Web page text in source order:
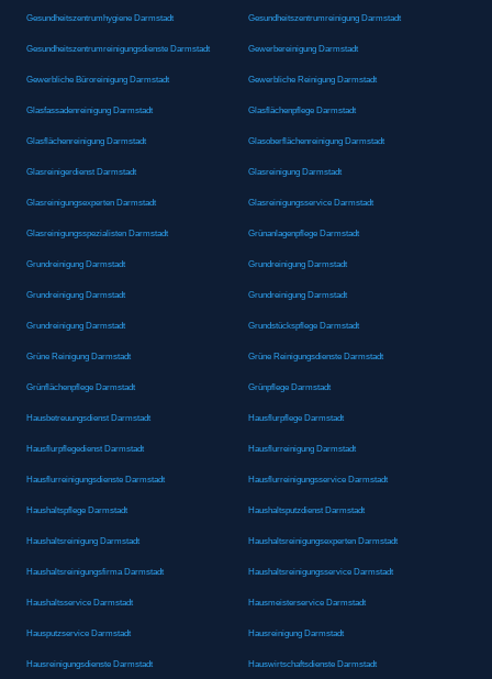
Gesundheitszentrumhygiene Darmstadt Gesundheitszentrumreinigung Darmstadt
Gesundheitszentrumreinigungsdienste Darmstadt Gewerbereinigung Darmstadt
Gewerbliche Büroreinigung Darmstadt Gewerbliche Reinigung Darmstadt
Glasfassadenreinigung Darmstadt Glasflächenpflege Darmstadt
Glasflächenreinigung Darmstadt Glasoberflächenreinigung Darmstadt
Glasreinigerdienst Darmstadt Glasreinigung Darmstadt
Glasreinigungsexperten Darmstadt Glasreinigungsservice Darmstadt
Glasreinigungsspezialisten Darmstadt Grünanlagenpflege Darmstadt
Grundreinigung Darmstadt Grundreinigung Darmstadt
Grundreinigung Darmstadt Grundreinigung Darmstadt
Grundreinigung Darmstadt Grundstückspflege Darmstadt
Grüne Reinigung Darmstadt Grüne Reinigungsdienste Darmstadt
Grünflächenpflege Darmstadt Grünpflege Darmstadt
Hausbetreuungsdienst Darmstadt Hausflurpflege Darmstadt
Hausflurpflegedienst Darmstadt Hausflurreinigung Darmstadt
Hausflurreinigungsdienste Darmstadt Hausflurreinigungsservice Darmstadt
Haushaltspflege Darmstadt Haushaltsputzdienst Darmstadt
Haushaltsreinigung Darmstadt Haushaltsreinigungsexperten Darmstadt
Haushaltsreinigungsfirma Darmstadt Haushaltsreinigungsservice Darmstadt
Haushaltsservice Darmstadt Hausmeisterservice Darmstadt
Hausputzservice Darmstadt Hausreinigung Darmstadt
Hausreinigungsdienste Darmstadt Hauswirtschaftsdienste Darmstadt